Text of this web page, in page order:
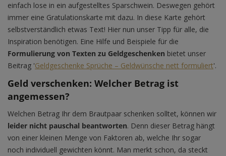
einfach lose in ein aufgestelltes Sparschwein. Deswegen gehört
immer eine Gratulationskarte mit dazu. In diese Karte gehört
selbstverständlich etwas Text! Hier nun unser Tipp für alle, die
Inspiration benötigen. Eine Hilfe und Beispiele für die
Formulierung von Texten zu Geldgeschenken bietet unser
Beitrag 'Geldgeschenke Sprüche – Geldwünsche nett formuliert'.
Geld verschenken: Welcher Betrag ist
angemessen?
Welchen Betrag Ihr dem Brautpaar schenken solltet, können wir
leider nicht pauschal beantworten. Denn dieser Betrag hängt
von einer kleinen Menge von Faktoren ab, welche Ihr sogar
noch individuell gewichten könnt. Man merkt schon, da steckt